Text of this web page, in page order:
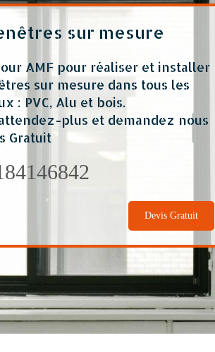
sur mesure
AMF pour réaliser et installer
sur mesure dans tous les
: PVC, Alu et bois.
plus et demandez nous
Gratuit
Devis Gratuit